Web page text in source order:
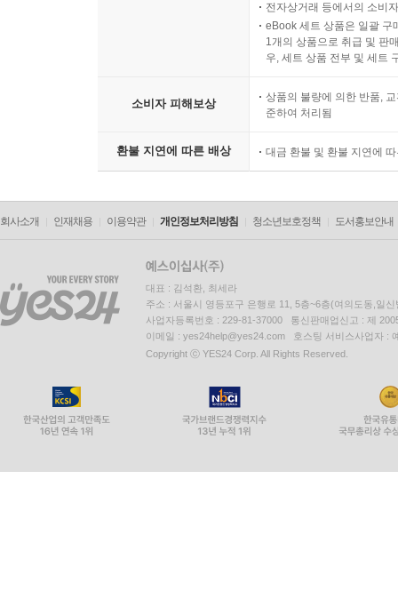
전자상거래 등에서의 소비
eBook 세트 상품은 일괄 구
1개의 상품으로 취급 및 판
우, 세트 상품 전부 및 세트
소비자 피해보상
상품의 불량에 의한 반품,
준하여 처리됨
환불 지연에 따른 배상 대금 환불 및 환불 지연에
회사소개 인재채용 이용약관 개인정보처리방침 청소년보호정책 도서홍보안내
대표 : 김석환, 최세라
주소 : 서울시 영등포구 은행로 11, 5층~6층(여의도동,일신
사업자등록번호 : 229-81-37000 통신판매업신고 : 제
이메일 : yes24help@yes24.com 호스팅 서비스사업자 :
Copyright ⓒ YES24 Corp. All Rights Reserved.